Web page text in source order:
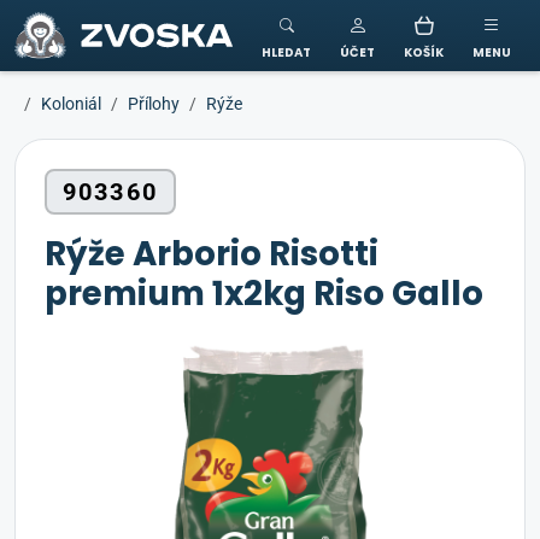
ZVOSKA
HLEDAT ÚČET KOŠÍK MENU
Koloniál Přílohy Rýže
903360
Rýže Arborio Risotti
premium 1x2kg Riso Gallo